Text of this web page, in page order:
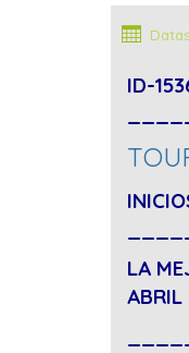
Datas
ID-
LA
ABRIL